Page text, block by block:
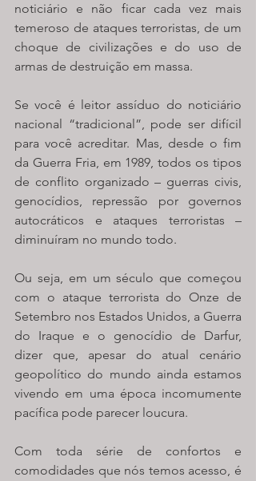
noticiário e não ficar cada vez mais
temeroso de ataques terroristas, de um
choque de civilizações e do uso de
armas de destruição em massa.
Se você é leitor assíduo do noticiário
nacional “tradicional”, pode ser difícil
para você acreditar. Mas, desde o fim
da Guerra Fria, em 1989, todos os tipos
de conflito organizado – guerras civis,
genocídios, repressão por governos
autocráticos e ataques terroristas –
diminuíram no mundo todo.
Ou seja, em um século que começou
com o ataque terrorista do Onze de
Setembro nos Estados Unidos, a Guerra
do Iraque e o genocídio de Darfur,
dizer que, apesar do atual cenário
geopolítico do mundo ainda estamos
vivendo em uma época incomumente
pacífica pode parecer loucura.
Com toda série de confortos e
comodidades que nós temos acesso, é